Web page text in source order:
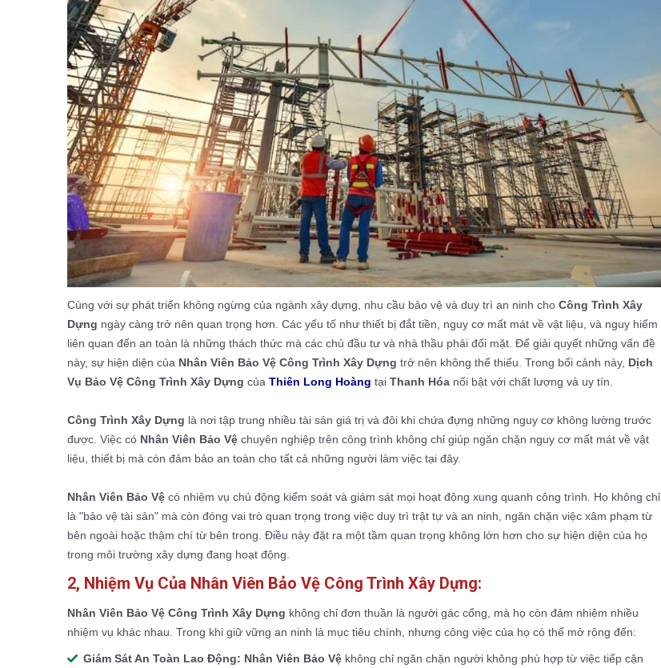
Cùng với sự phát triển không ngừng của ngành xây dựng, nhu cầu bảo vệ và duy trì an ninh cho Công Trình Xây
Dựng ngày càng trở nên quan trọng hơn. Các yếu tố như thiết bị đắt tiền, nguy cơ mất mát về vật liệu, và nguy hiểm
liên quan đến an toàn là những thách thức mà các chủ đầu tư và nhà thầu phải đối mặt. Để giải quyết những vấn đề
này, sự hiện diện của Nhân Viên Bảo Vệ Công Trình Xây Dựng trở nên không thể thiếu. Trong bối cảnh này, Dịch
Vụ Bảo Vệ Công Trình Xây Dựng của Thiên Long Hoàng tại Thanh Hóa nổi bật với chất lượng và uy tín.
Công Trình Xây Dựng là nơi tập trung nhiều tài sản giá trị và đôi khi chứa đựng những nguy cơ không lường trước
được. Việc có Nhân Viên Bảo Vệ chuyên nghiệp trên công trình không chỉ giúp ngăn chặn nguy cơ mất mát về vật
liệu, thiết bị mà còn đảm bảo an toàn cho tất cả những người làm việc tại đây.
Nhân Viên Bảo Vệ có nhiệm vụ chủ động kiểm soát và giám sát mọi hoạt động xung quanh công trình. Họ không chỉ
là "bảo vệ tài sản" mà còn đóng vai trò quan trọng trong việc duy trì trật tự và an ninh, ngăn chặn việc xâm phạm từ
bên ngoài hoặc thậm chí từ bên trong. Điều này đặt ra một tầm quan trọng không lớn hơn cho sự hiện diện của họ
trong môi trường xây dựng đang hoạt động.
2, Nhiệm Vụ Của Nhân Viên Bảo Vệ Công Trình Xây Dựng:
Nhân Viên Bảo Vệ Công Trình Xây Dựng không chỉ đơn thuần là người gác cổng, mà họ còn đảm nhiệm nhiều
nhiệm vụ khác nhau. Trong khi giữ vững an ninh là mục tiêu chính, nhưng công việc của họ có thể mở rộng đến:
Giám Sát An Toàn Lao Động: Nhân Viên Bảo Vệ không chỉ ngăn chặn người không phù hợp từ việc tiếp cận